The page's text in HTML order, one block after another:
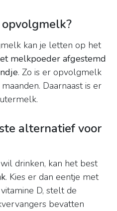
kan je letten op het
melkpoeder afgestemd
. Zo is er opvolgmelk
Daarnaast is er
alternatief voor
drinken, kan het best
. Kies er dan eentje met
D, stelt de
bevatten